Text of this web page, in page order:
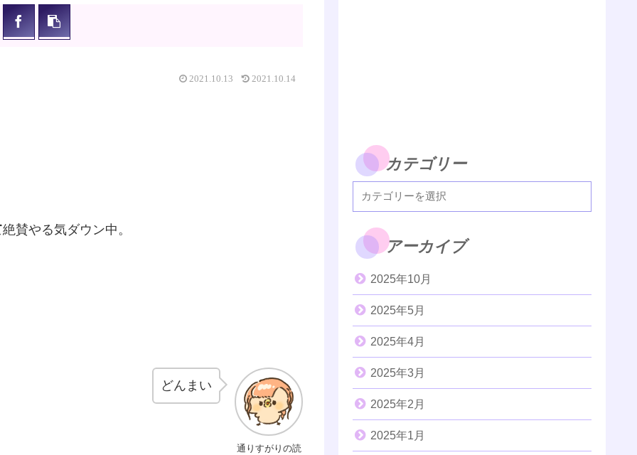
2021.10.13 2021.10.14
絶賛やる気ダウン中。
通りすがりの読
どんまい
カテゴリー
アーカイブ
2025年10月
2025年5月
2025年4月
2025年3月
2025年2月
2025年1月